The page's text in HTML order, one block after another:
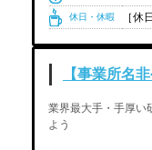
休日・休暇
【事業所名
業界最大手・手厚い
よう